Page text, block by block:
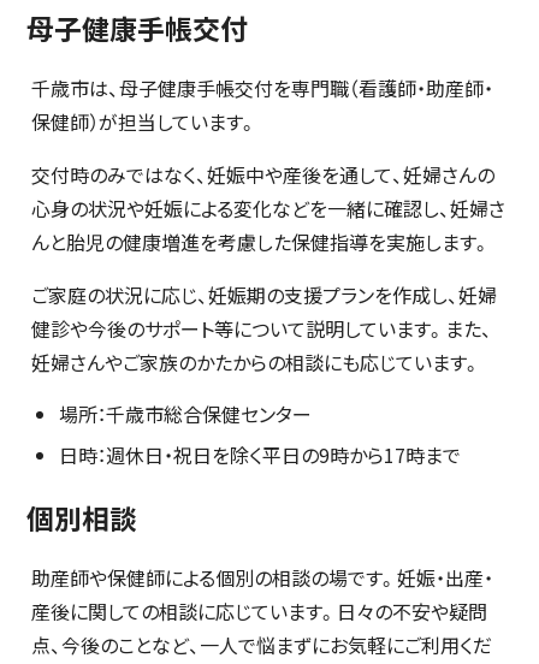
母子健康手帳交付
千歳市は、母子健康手帳交付を専門職（看護師・助産師・
保健師）が担当しています。
交付時のみではなく、妊娠中や産後を通して、妊婦さんの
心身の状況や妊娠による変化などを一緒に確認し、妊婦さ
んと胎児の健康増進を考慮した保健指導を実施します。
ご家庭の状況に応じ、妊娠期の支援プランを作成し、妊婦
健診や今後のサポート等について説明しています。また、
妊婦さんやご家族のかたからの相談にも応じています。
場所：千歳市総合保健センター
日時：週休日・祝日を除く平日の9時から17時まで
個別相談
助産師や保健師による個別の相談の場です。妊娠・出産・
産後に関しての相談に応じています。日々の不安や疑問
点、今後のことなど、一人で悩まずにお気軽にご利用くだ